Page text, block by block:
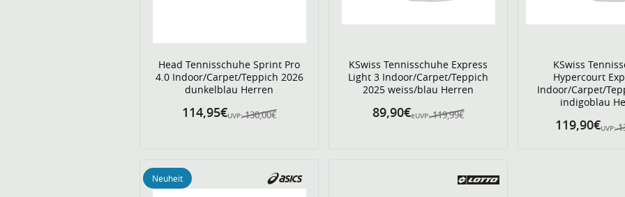
Head Tennisschuhe Sprint Pro
4.0 Indoor/Carpet/Teppich 2026
dunkelblau Herren
UVP: 130,00€
114,95€
KSwiss Tennisschuhe Express
Light 3 Indoor/Carpet/Teppich
2025 weiss/blau Herren
eUVP: 119,99€
89,90€
KSwiss
Hypercourt
Indoor/Carpet/
indigoblau
UVP:
119,90€
Neuheit